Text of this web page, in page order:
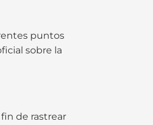
puntos
sobre la
de rastrear